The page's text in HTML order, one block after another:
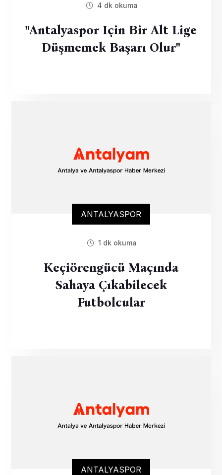
4 dk okuma
"Antalyaspor Için Bir Alt Lige
Düşmemek Başarı Olur"
ANTALYASPOR
1 dk okuma
Keçiörengücü Maçında
Sahaya Çıkabilecek
Futbolcular
ANTALYASPOR